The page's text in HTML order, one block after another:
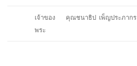
เจ้าของ
พระ
คุณชนาธิป เพ็ญประภากร